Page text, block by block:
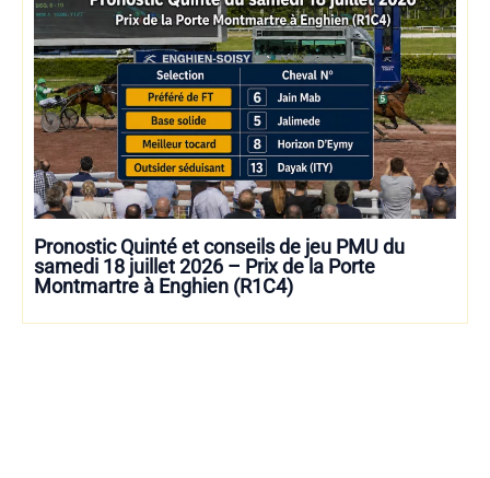
Pronostic Quinté et conseils de jeu PMU du
samedi 18 juillet 2026 – Prix de la Porte
Montmartre à Enghien (R1C4)